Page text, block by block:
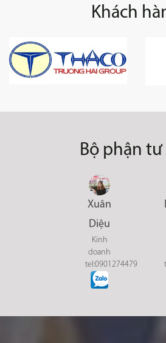
Khách
Bộ phận tư
Xuân
Diệu
Kinh
doanh
tel:0901274479